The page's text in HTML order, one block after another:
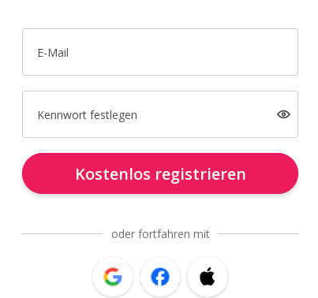
E-Mail
Kennwort festlegen
Kostenlos registrieren
oder fortfahren mit